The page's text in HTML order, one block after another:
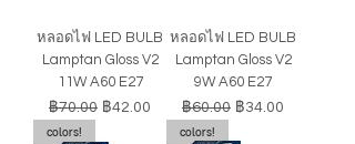
หลอดไฟ LED BULB
Lamptan Gloss V2
11W A60 E27
ราคาปกติ
฿70.00 ราคาขายลด
฿42.00
หลอดไฟ LED BULB
Lamptan Gloss V2
9W A60 E27
ราคาปกติ
฿60.00 ราคาขายลด
฿34.00
colors!
colors!